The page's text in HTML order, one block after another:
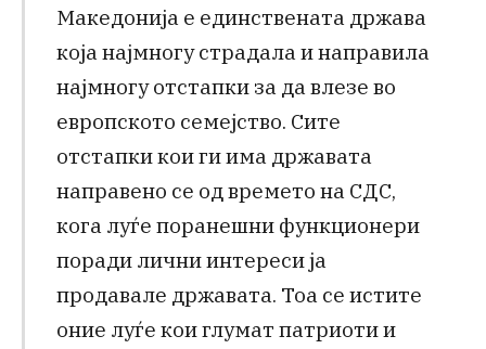
Македонија е единствената држава
која најмногу страдала и направила
најмногу отстапки за да влезе во
европското семејство. Сите
отстапки кои ги има државата
направено се од времето на СДС,
кога луѓе поранешни функционери
поради лични интереси ја
продавале државата. Тоа се истите
оние луѓе кои глумат патриоти и